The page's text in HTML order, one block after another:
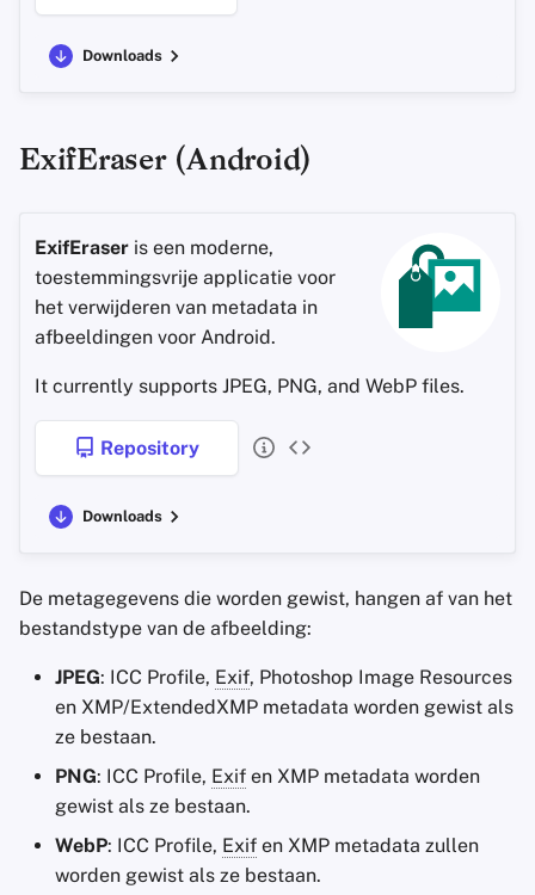
Downloads
ExifEraser (Android)
ExifEraser is een moderne,
toestemmingsvrije applicatie voor
het verwijderen van metadata in
afbeeldingen voor Android.
It currently supports JPEG, PNG, and WebP files.
Repository
Downloads
De metagegevens die worden gewist, hangen af van het
bestandstype van de afbeelding:
JPEG: ICC Profile, Exif, Photoshop Image Resources
en XMP/ExtendedXMP metadata worden gewist als
ze bestaan.
PNG: ICC Profile, Exif en XMP metadata worden
gewist als ze bestaan.
WebP: ICC Profile, Exif en XMP metadata zullen
worden gewist als ze bestaan.